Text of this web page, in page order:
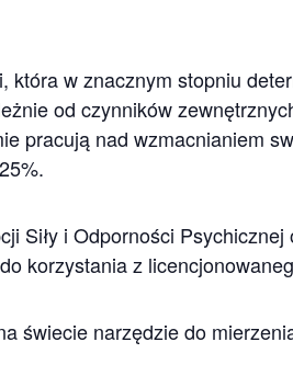
w znacznym stopniu
od czynników
pracują nad wzmacnianiem
Siły i Odporności
korzystania z
świecie narzędzie do